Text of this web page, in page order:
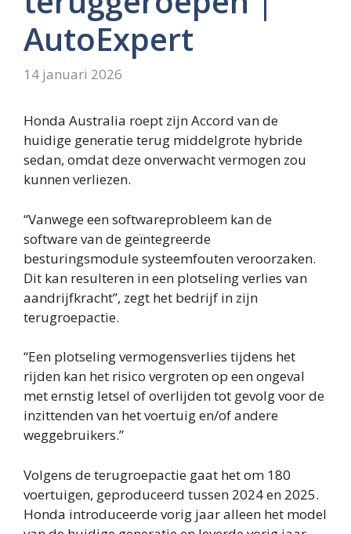
AutoExpert
14 januari 2026
Honda Australia roept zijn Accord van de
huidige generatie terug middelgrote hybride
sedan, omdat deze onverwacht vermogen zou
kunnen verliezen.
“Vanwege een softwareprobleem kan de
software van de geïntegreerde
besturingsmodule systeemfouten veroorzaken.
Dit kan resulteren in een plotseling verlies van
aandrijfkracht”, zegt het bedrijf in zijn
terugroepactie.
“Een plotseling vermogensverlies tijdens het
rijden kan het risico vergroten op een ongeval
met ernstig letsel of overlijden tot gevolg voor de
inzittenden van het voertuig en/of andere
weggebruikers.”
Volgens de terugroepactie gaat het om 180
voertuigen, geproduceerd tussen 2024 en 2025.
Honda introduceerde vorig jaar alleen het model